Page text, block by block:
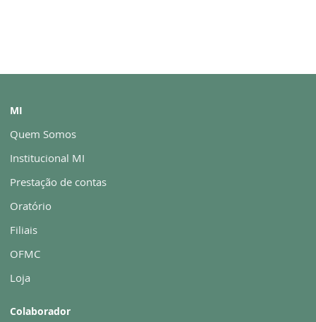
MI
Quem Somos
Institucional MI
Prestação de contas
Oratório
Filiais
OFMC
Loja
Colaborador